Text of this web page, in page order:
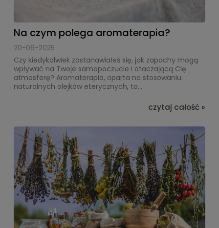
Na czym polega aromaterapia?
20-06-2025
Czy kiedykolwiek zastanawiałeś się, jak zapachy mogą
wpływać na Twoje samopoczucie i otaczającą Cię
atmosferę? Aromaterapia, oparta na stosowaniu
naturalnych olejków eterycznych, to...
czytaj całość »